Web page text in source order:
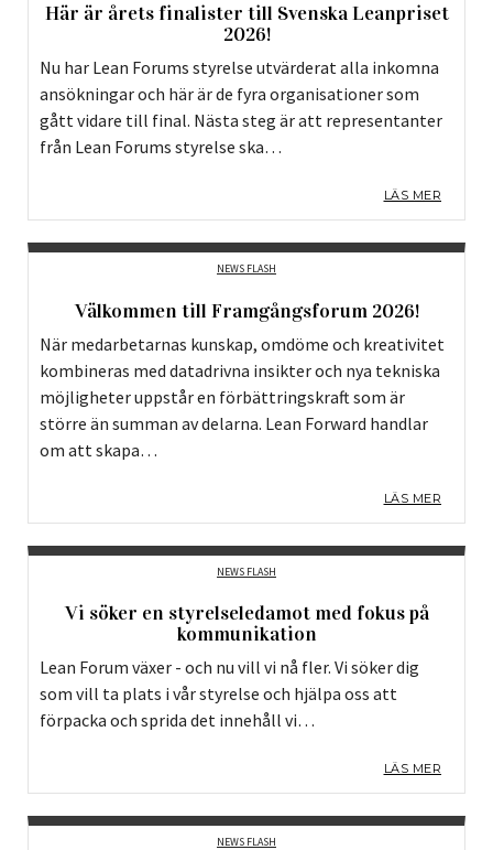
Här är årets finalister till Svenska Leanpriset
2026!
Nu har Lean Forums styrelse utvärderat alla inkomna
ansökningar och här är de fyra organisationer som
gått vidare till final. Nästa steg är att representanter
från Lean Forums styrelse ska…
LÄS MER
NEWS FLASH
Välkommen till Framgångsforum 2026!
När medarbetarnas kunskap, omdöme och kreativitet
kombineras med datadrivna insikter och nya tekniska
möjligheter uppstår en förbättringskraft som är
större än summan av delarna. Lean Forward handlar
om att skapa…
LÄS MER
NEWS FLASH
Vi söker en styrelseledamot med fokus på
kommunikation
Lean Forum växer - och nu vill vi nå fler. Vi söker dig
som vill ta plats i vår styrelse och hjälpa oss att
förpacka och sprida det innehåll vi…
LÄS MER
NEWS FLASH